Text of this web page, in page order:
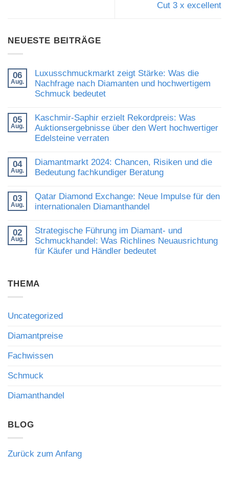
Cut 3 x excellent
NEUESTE BEITRÄGE
06
Aug.
Luxusschmuckmarkt zeigt Stärke: Was die
Nachfrage nach Diamanten und hochwertigem
Schmuck bedeutet
zu
Luxusschmuckmarkt
zeigt
Stärke:
Nachfrage
nach
Diamanten
Schmuck
bedeutet
05
Aug.
Kaschmir-Saphir erzielt Rekordpreis: Was
Auktionsergebnisse über den Wert hochwertiger
Edelsteine verraten
zu
Kaschmir-
Saphir
Rekordpreis:
Was
Auktionsergebnisse
Wert
hochwertiger
Edelsteine
verraten
04
Aug.
Diamantmarkt 2024: Chancen, Risiken und die
Bedeutung fachkundiger Beratung
zu
Diamantmarkt
2024:
Risiken
und
die
Bedeutung
fachkundiger
03
Aug.
Qatar Diamond Exchange: Neue Impulse für den
internationalen Diamanthandel
zu
Qatar
Diamond
Exchange:
den
internationalen
02
Aug.
Strategische Führung im Diamant- und
Schmuckhandel: Was Richlines Neuausrichtung
für Käufer und Händler bedeutet
Strategische
Schmuckhandel:
Richlines
Neuausrichtung
Käufer
bedeutet
THEMA
Uncategorized
Diamantpreise
Fachwissen
Schmuck
Diamanthandel
BLOG
Zurück zum Anfang